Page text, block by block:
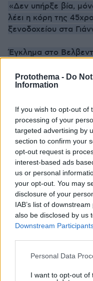
Protothema - Do
Information
If you wish to opt-out of
processing of your
targeted advertising by
section to confirm your
opt-out request is
interest-based ads
us or personal
your opt-out. You may
disclosure of your
IAB’s list of
also be disclosed by us
Downstream
Please note that this
not limited to your visit
Personal Data
I want to opt-out of
«Δεν υπήρξε βία,
λέει η κόρη της
ξενοδοχείου στα
Έγκλημα στο
Κάνιε Γουέστ: Η
Μπιάνκα Σενσόρι
Thema Insights
Ακολουθήστε το
και μάθετε πρώτοι
Δείτε όλες τις
και τον Κόσμο, τη
Protothema.gr